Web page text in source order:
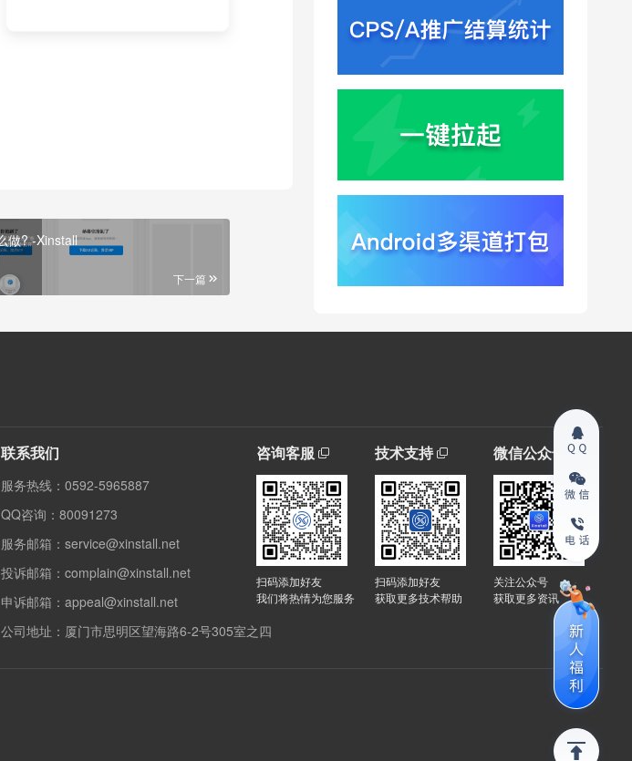
渠道推广效果统计怎么做? -Xinstall
下一篇
联系我们
服务热线：0592-5965887
QQ咨询：80091273
服务邮箱：service@xinstall.net
投诉邮箱：complain@xinstall.net
申诉邮箱：appeal@xinstall.net
公司地址：厦门市思明区望海路6-2号305室之四
咨询客服
扫码添加好友
我们将热情为您服务
技术支持
扫码添加好友
获取更多技术帮助
微信公众号
关注公众号
获取更多资讯